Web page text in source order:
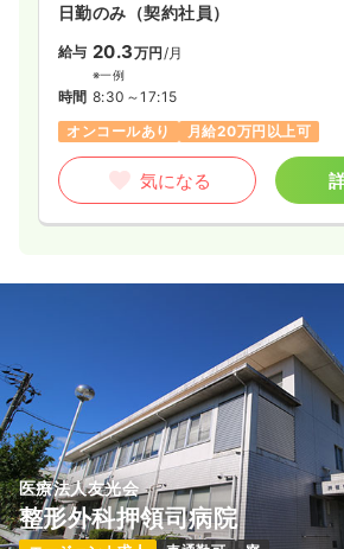
日勤のみ（契約社員）
給与 20.3万円 /月
※一例
時間 8:30～17:15
オンコールあり
月給20万円以上可
気になる
医療法人友光会
整形外科押領司病院